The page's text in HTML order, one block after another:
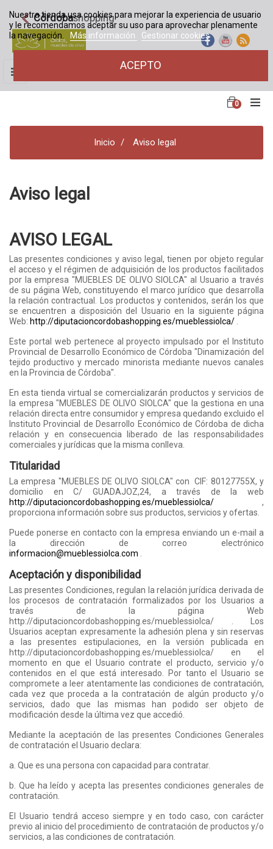
Córdobashopping
Nuestra tienda usa cookies para mejorar la experiencia de usuario
y le recomendamos aceptar su uso para aprovechar plenamente
la navegación.
Más información Gestionar cookies
ACEPTO
Navegación
de
palanca
☰
0
Inicio Aviso legal
Aviso legal
AVISO LEGAL
Las presentes condiciones y aviso legal, tienen por objeto regular
el acceso y el régimen de adquisición de los productos facilitados
por la empresa "MUEBLES DE OLIVO SIOLCA" al Usuario a través
de su página Web, constituyendo el marco jurídico que desarrolla
la relación contractual. Los productos y contenidos, serán los que
se encuentren a disposición del Usuario en la siguiente página
Web: http://diputacioncordobashopping.es/mueblessiolca/
Este portal web pertenece al proyecto impulsado por el Instituto
Provincial de Desarrollo Económico de Córdoba "Dinamización del
tejido productivo y mercado minorista mediante nuevos canales
en la Provincia de Córdoba".
En esta tienda virtual se comercializarán productos y servicios de
la empresa "MUEBLES DE OLIVO SIOLCA" que la gestiona en una
relación directa entre consumidor y empresa quedando excluido el
Instituto Provincial de Desarrollo Económico de Córdoba de dicha
relación y en consecuencia liberado de las responsabilidades
comerciales y jurídicas que la misma conlleva.
Titularidad
La empresa "MUEBLES DE OLIVO SIOLCA" con CIF: 80127755X, y
domicilio en C/ GUADAJOZ,24, a través de la web
http://diputacioncordobashopping.es/mueblessiolca/ ,
proporciona información sobre sus productos, servicios y ofertas.
Puede ponerse en contacto con la empresa enviando un e-mail a
la dirección de correo electrónico
informacion@mueblessiolca.com
Aceptación y disponibilidad
Las presentes Condiciones, regulan la relación jurídica derivada de
los procesos de contratación formalizados por los Usuarios a
través de la página Web
http://diputacioncordobashopping.es/mueblessiolca/ . Los
Usuarios aceptan expresamente la adhesión plena y sin reservas
a las presentes estipulaciones, en la versión publicada en
http://diputacioncordobashopping.es/mueblessiolca/ en el
momento en que el Usuario contrate el producto, servicio y/o
contenidos en el que está interesado. Por tanto el Usuario se
compromete a leer atentamente las condiciones de contratación,
cada vez que proceda a la contratación de algún producto y/o
servicios, dado que las mismas han podido ser objeto de
modificación desde la última vez que accedió.
Mediante la aceptación de las presentes Condiciones Generales
de contratación el Usuario declara:
a. Que es una persona con capacidad para contratar.
b. Que ha leído y acepta las presentes condiciones generales de
contratación.
El Usuario tendrá acceso siempre y en todo caso, con carácter
previo al inicio del procedimiento de contratación de productos y/o
servicios, a las condiciones de contratación.